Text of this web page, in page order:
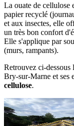
La ouate de cellulose
papier recyclé
et aux insectes, elle
un très bon confort
Elle s'applique par
(murs, rampants).
Retrouvez ci-dessous
Bry-sur-Marne et ses
cellulose.